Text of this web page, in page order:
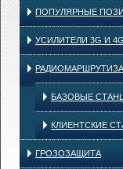
ПОПУЛЯРНЫЕ
УСИЛИТЕЛИ 3G И
БАЗОВЫЕ
КЛИЕНТСКИЕ
ГРОЗОЗАЩИТА